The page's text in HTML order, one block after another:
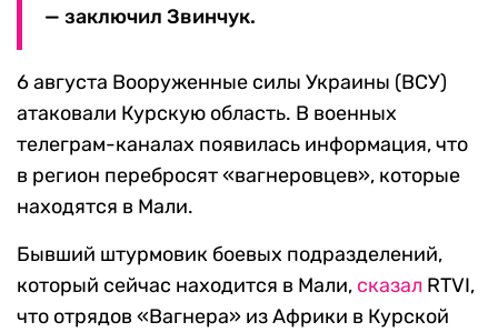
— заключил Звинчук.
6 августа Вооруженные силы Украины (ВСУ)
атаковали Курскую область. В военных
телеграм-каналах появилась информация, что
в регион перебросят «вагнеровцев», которые
находятся в Мали.
Бывший штурмовик боевых подразделений,
который сейчас находится в Мали, сказал RTVI,
что отрядов «Вагнера» из Африки в Курской